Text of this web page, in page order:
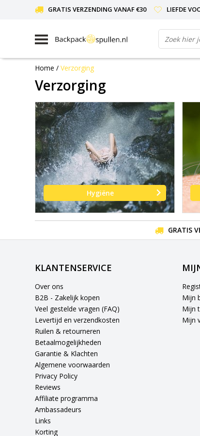
GRATIS VERZENDING VANAF €30 LIEFDE
Home / Verzorging
Verzorging
Hygiëne
GRATIS
KLANTENSERVICE
Over ons
B2B - Zakelijk kopen
Veel gestelde vragen (FAQ)
Levertijd en verzendkosten
Ruilen & retourneren
Betaalmogelijkheden
Garantie & Klachten
Algemene voorwaarden
Privacy Policy
Reviews
Affiliate programma
Ambassadeurs
Links
Korting
Mijn
Mijn
Mijn